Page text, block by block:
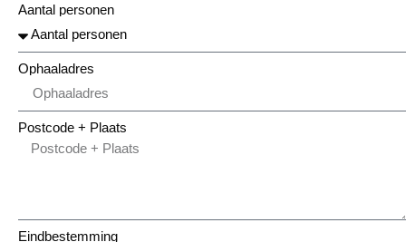
Aantal personen
Ophaaladres
Postcode + Plaats
Eindbestemming